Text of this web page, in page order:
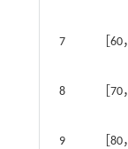
7 ［60
8 ［70
9 ［80